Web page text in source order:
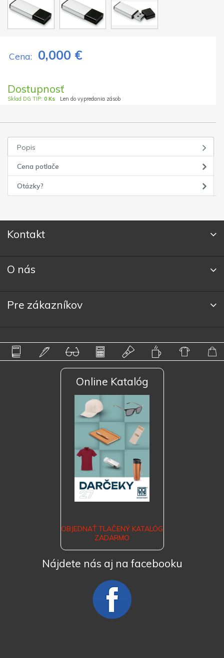
Cena: 0,000 €
Dostupnosť
Sklad DG TIP: 0 Ks Len do vypredania zásob
Popis
Cena potlače
Otázky?
Kontakt
O nás
Pre zákazníkov
Online Katalóg
OBJEDNAŤ TLAČENÝ KATALÓG
ZADARMO
Nájdete nás aj na facebooku